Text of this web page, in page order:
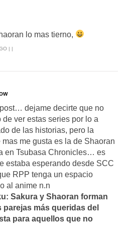
lo mas tierno,
| |
dejame decirte que no
de ver estas series por lo a
de las historias, pero la
mas me gusta es la de Shaoran
en Tsubasa Chronicles… es
estaba esperando desde SCC
RPP tenga un espacio
al anime n.n
Sakura y Shaoran forman
parejas más queridas del
para aquellos que no